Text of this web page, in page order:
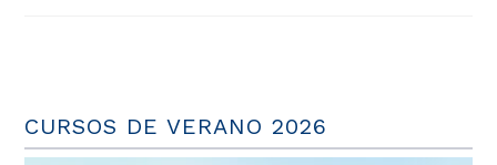
CURSOS DE VERANO 2026